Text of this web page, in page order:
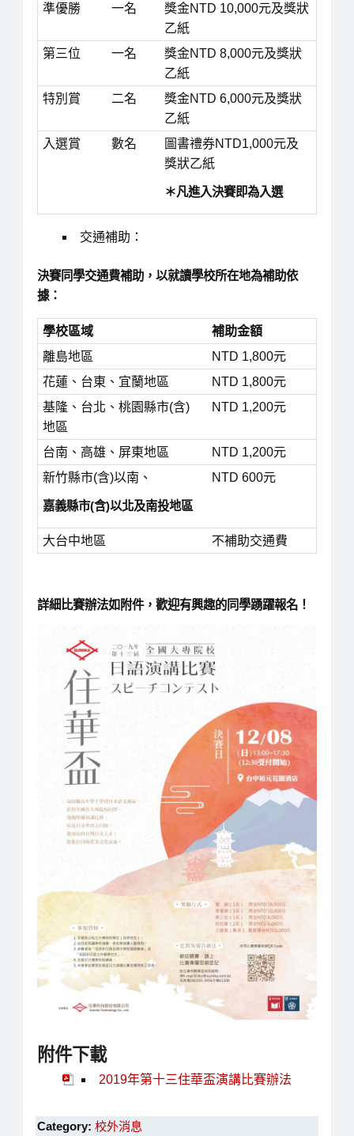
準優勝
一名
獎金NTD 10,000元及獎狀
乙紙
第三位
一名
獎金NTD 8,000元及獎狀
乙紙
特別賞
二名
獎金NTD 6,000元及獎狀
乙紙
入選賞
數名
圖書禮券NTD1,000元及
獎狀乙紙
＊凡進入決賽即為入選
交通補助：
決賽同學交通費補助，以就讀學校所在地為補助依
據：
學校區域
補助金額
離島地區
NTD 1,800元
花蓮、台東、宜蘭地區
NTD 1,800元
基隆、台北、桃園縣市(含)
地區
NTD 1,200元
台南、高雄、屏東地區
NTD 1,200元
新竹縣市(含)以南、
嘉義縣市(含)以北及南投地區
NTD 600元
大台中地區 不補助交通費
詳細比賽辦法如附件，歡迎有興趣的同學踴躍報名！
附件下載
2019年第十三住華盃演講比賽辦法
Category: 校外消息